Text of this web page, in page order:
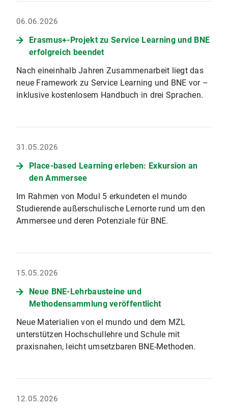
06.06.2026
Erasmus+-Projekt zu Service Learning und BNE
erfolgreich beendet
Nach eineinhalb Jahren Zusammenarbeit liegt das
neue Framework zu Service Learning und BNE vor –
inklusive kostenlosem Handbuch in drei Sprachen.
31.05.2026
Place-based Learning erleben: Exkursion an
den Ammersee
Im Rahmen von Modul 5 erkundeten el mundo
Studierende außerschulische Lernorte rund um den
Ammersee und deren Potenziale für BNE.
15.05.2026
Neue BNE-Lehrbausteine und
Methodensammlung veröffentlicht
Neue Materialien von el mundo und dem MZL
unterstützen Hochschullehre und Schule mit
praxisnahen, leicht umsetzbaren BNE-Methoden.
12.05.2026